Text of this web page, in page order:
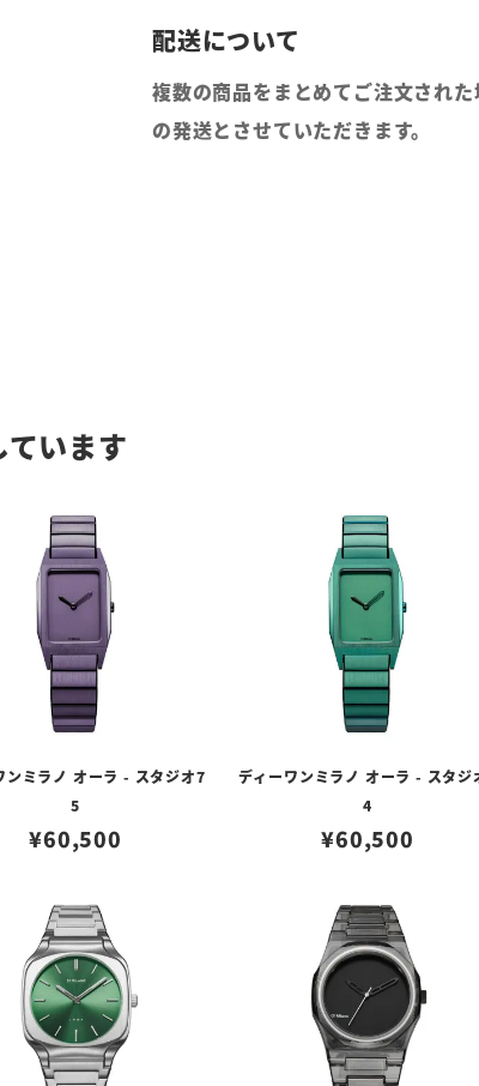
複数の商品をまとめてご注文され
の発送とさせていただきます。
います
ンミラノ オーラ - スタジオ7
5
¥60,500
ディーワンミラノ オーラ - スタジ
4
¥60,500